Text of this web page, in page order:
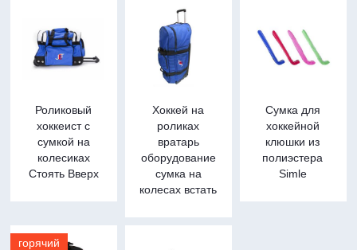
Роликовый
хоккеист с
сумкой на
колесиках
Стоять Вверх
Хоккей на
роликах
вратарь
оборудование
сумка на
колесах встать
Сумка для
хоккейной
клюшки из
полиэстера
Simle
горячий